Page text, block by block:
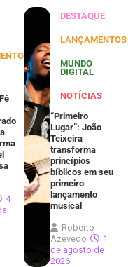
4
DESTAQUE
LANÇAMENTOS
MUNDO
DIGITAL
NOTÍCIAS
“Primeiro
Lugar”: João
Teixeira
transforma
princípios
bíblicos em seu
primeiro
lançamento
musical
Roberto
Azevedo
1
de agosto de
2026